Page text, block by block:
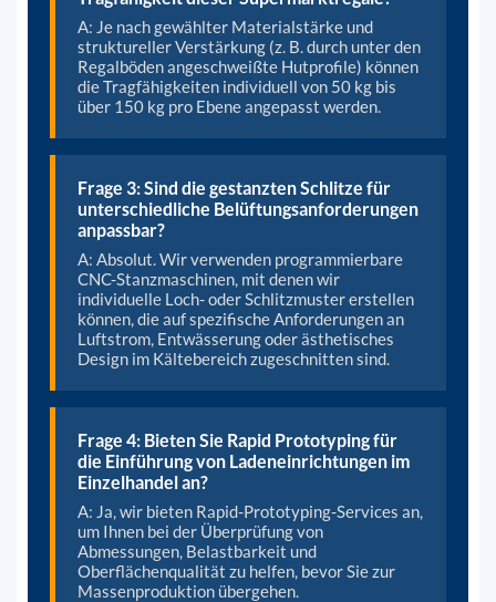
A: Je nach gewählter Materialstärke und
struktureller Verstärkung (z. B. durch unter den
Regalböden angeschweißte Hutprofile) können
die Tragfähigkeiten individuell von 50 kg bis
über 150 kg pro Ebene angepasst werden.
Frage 3: Sind die gestanzten Schlitze für
unterschiedliche Belüftungsanforderungen
anpassbar?
A: Absolut. Wir verwenden programmierbare
CNC-Stanzmaschinen, mit denen wir
individuelle Loch- oder Schlitzmuster erstellen
können, die auf spezifische Anforderungen an
Luftstrom, Entwässerung oder ästhetisches
Design im Kältebereich zugeschnitten sind.
Frage 4: Bieten Sie Rapid Prototyping für
die Einführung von Ladeneinrichtungen im
Einzelhandel an?
A: Ja, wir bieten Rapid-Prototyping-Services an,
um Ihnen bei der Überprüfung von
Abmessungen, Belastbarkeit und
Oberflächenqualität zu helfen, bevor Sie zur
Massenproduktion übergehen.